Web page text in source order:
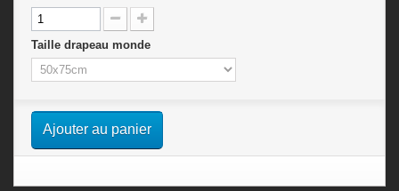
Taille drapeau monde
Ajouter au panier